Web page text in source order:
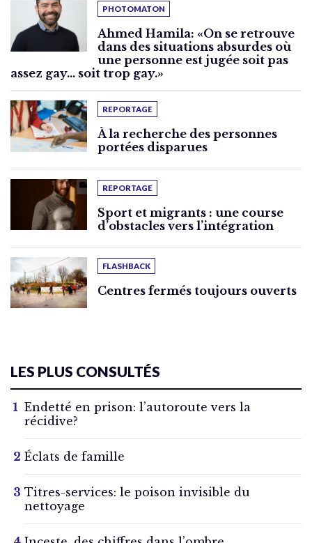
PHOTOMATON
Ahmed Hamila: «On se retrouve
dans des situations absurdes où
une personne est jugée soit pas
assez gay… soit trop gay.»
REPORTAGE
À la recherche des personnes
portées disparues
REPORTAGE
Sport et migrants : une course
d’obstacles vers l’intégration
FLASHBACK
Centres fermés toujours ouverts
LES PLUS CONSULTÉS
Endetté en prison: l’autoroute vers la
récidive?
Éclats de famille
Titres-services: le poison invisible du
nettoyage